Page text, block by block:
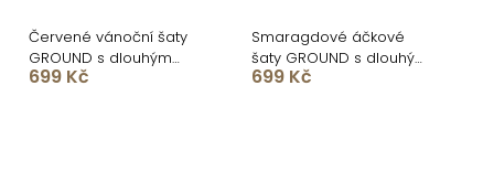
Červené vánoční šaty
GROUND s dlouhým
rukávem
699 Kč
Smaragdové áčkové
šaty GROUND s dlouhým
rukávem
699 Kč